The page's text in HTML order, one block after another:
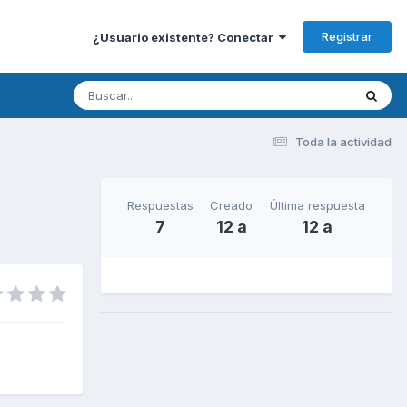
¿Usuario existente? Conectar Registrar
Toda la actividad
Respuestas
7
Creado
12 a
Última respuesta
12 a